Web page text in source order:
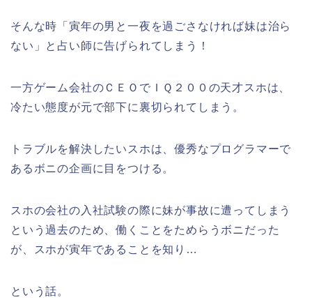
そんな時「寅年の男と一夜を過ごさなければ妹は治ら
ない」と占い師に告げられてしまう！
一方ゲーム会社のＣＥＯでＩＱ２００の天才スホは、
冷たい態度が元で部下に裏切られてしまう。
トラブルを解決したいスホは、優秀なプログラマーで
あるボニの企画に目をつける。
スホの会社の入社試験の際に妹が事故に遭ってしまう
という過去のため、働くことをためらうボニだった
が、スホが寅年であることを知り…
という話。